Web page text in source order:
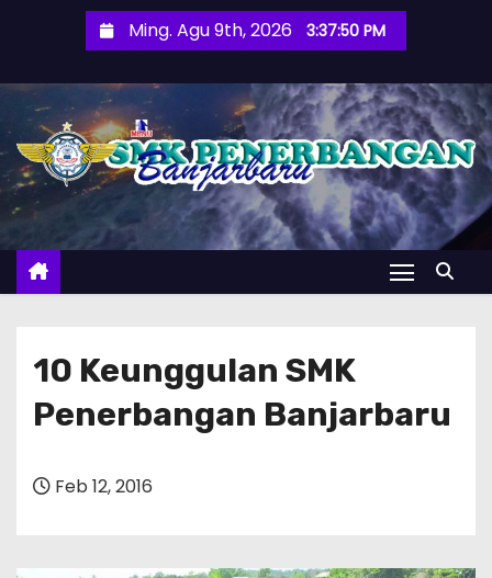
c
t
Ming. Agu 9th, 2026 3:37:51 PM
10 Keunggulan SMK
Penerbangan Banjarbaru
Feb 12, 2016